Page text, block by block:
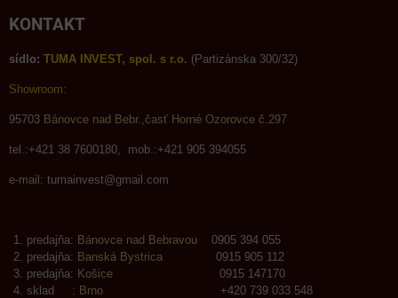
KONTAKT
sídlo: TUMA INVEST, spol. s r.o. (Partizánska 300/32)
Showroom:
95703 Bánovce nad Bebr.,časť Horné Ozorovce č.297
tel.:+421 38 7600180, mob.:+421 905 394055
e-mail: tumainvest@gmail.com
predajňa: Bánovce nad Bebravou 0905 394 055
predajňa: Banská Bystrica 0915 905 112
predajňa: Košice 0915 147170
sklad : Brno +420 739 033 548